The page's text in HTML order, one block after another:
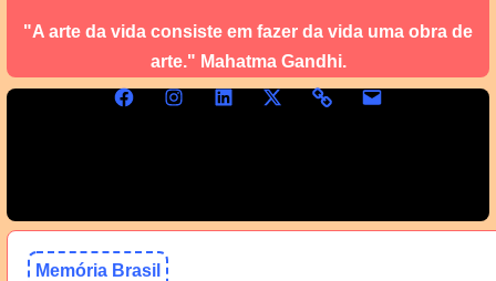
"A arte da vida consiste em fazer da vida uma obra de
arte." Mahatma Gandhi.
Memória Brasil